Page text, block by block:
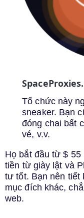
SpaceProxies.
Tổ chức này
sneaker. Bạn
đóng chai bất
vé, v.v.
Họ bắt đầu từ $ 55
tiền từ giày lật và
tư tốt. Bạn nên tiết
mục đích khác,
web.